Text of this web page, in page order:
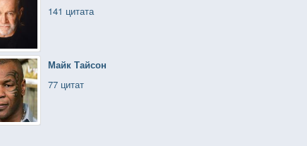
141 цитата
Майк Тайсон
77 цитат